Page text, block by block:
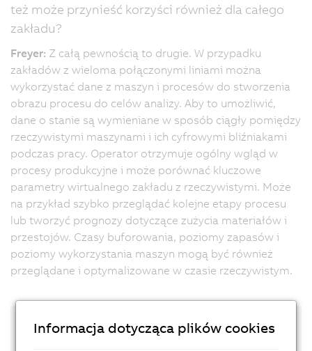
też może przynieść korzyści również dla całego
zakładu?
Freyer: Z całą pewnością to drugie. W przypadku
zakładów z wieloma połączonymi liniami można
wykorzystać dane z maszyn i procesów do stworzenia
obrazu procesu do celów analizy. Aby to umożliwić,
dane o stanie są wymieniane w sposób ciągły pomiędzy
rzeczywistymi maszynami i ich cyfrowymi bliźniakami
podczas pracy. Operator otrzymuje ogólny wgląd w
procesy produkcyjne i może porównać kluczowe
parametry wirtualnego zakładu z rzeczywistymi. Może
na przykład szybko przeglądać kolejne etapy procesu
lub tworzyć prognozy dotyczące zużycia materiałów i
przestojów. Czasy buforowania, poziomy zapasów i
poziomy wykorzystania maszyn mogą być również
przeglądane i optymalizowane w czasie rzeczywistym.
Informacja dotycząca plików cookies